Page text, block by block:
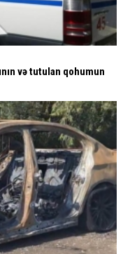
və tutulan qohumun